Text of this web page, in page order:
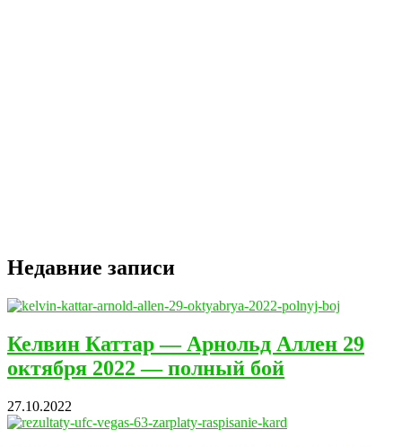
Недавние записи
Келвин Каттар — Арнольд Аллен 29
октября 2022 — полный бой
27.10.2022